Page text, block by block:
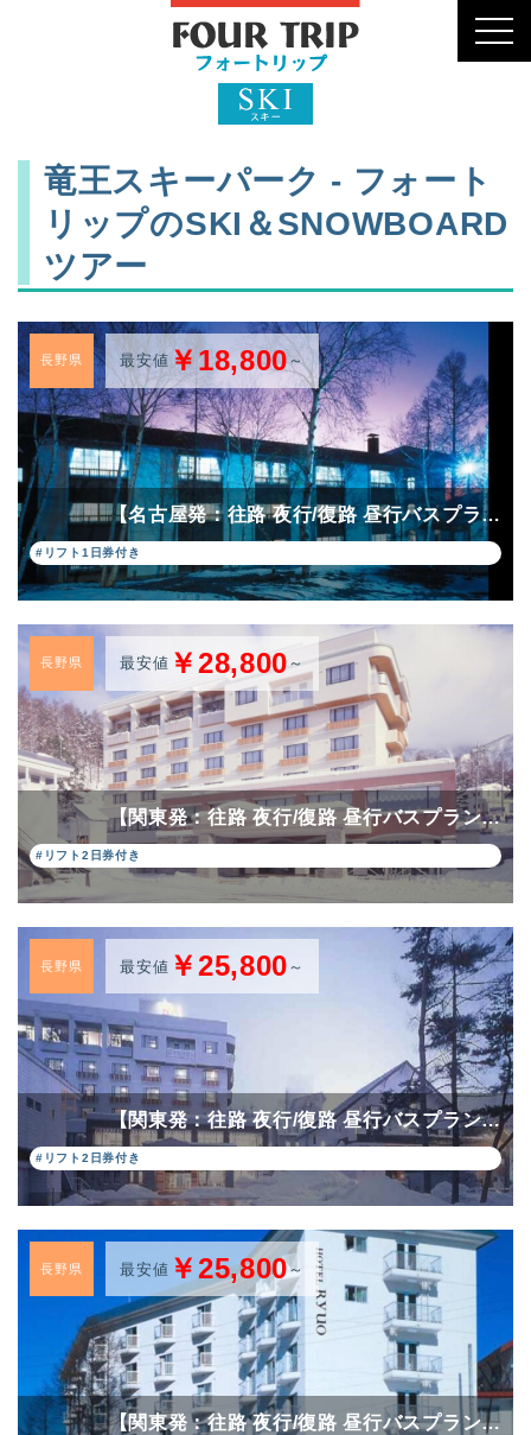
竜王スキーパーク - フォート
リップのSKI＆SNOWBOARD
ツアー
長野県 最安値￥18,800～
【名古屋発：往路 夜行/復路 昼行バスプラ…
#リフト1日券付き
長野県 最安値 ￥28,800 ～
【関東発：往路 夜行/復路 昼行バスプラン…
#リフト2日券付き
長野県 最安値 ￥25,800 ～
【関東発：往路 夜行/復路 昼行バスプラン…
#リフト2日券付き
長野県 最安値 ￥25,800～
【関東発：往路 夜行/復路 昼行バスプラン…